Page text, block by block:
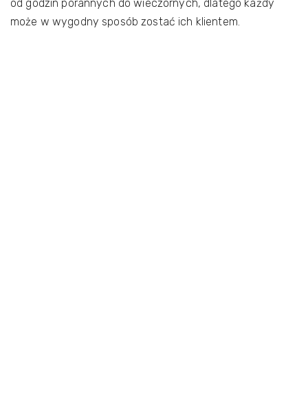
od godzin porannych do wieczornych, dlatego każdy
może w wygodny sposób zostać ich klientem.